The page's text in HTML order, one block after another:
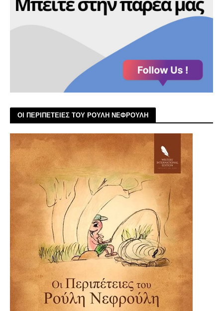
ΟΙ ΠΕΡΙΠΕΤΕΙΕΣ ΤΟΥ ΡΟΥΛΗ ΝΕΦΡΟΥΛΗ